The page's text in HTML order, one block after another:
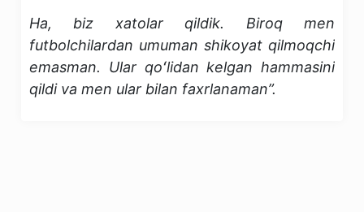
Ha, biz xatolar qildik. Biroq men
futbolchilardan umuman shikoyat qilmoqchi
emasman. Ular qoʻlidan kelgan hammasini
qildi va men ular bilan faxrlanaman”.